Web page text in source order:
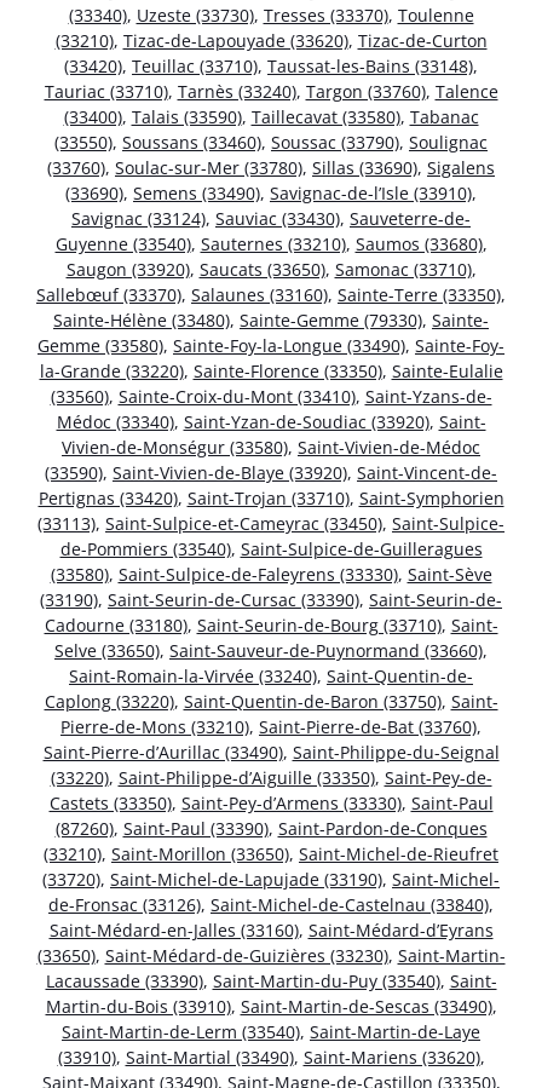
(33340), Uzeste (33730), Tresses (33370), Toulenne
(33210), Tizac-de-Lapouyade (33620), Tizac-de-Curton
(33420), Teuillac (33710), Taussat-les-Bains (33148),
Tauriac (33710), Tarnès (33240), Targon (33760), Talence
(33400), Talais (33590), Taillecavat (33580), Tabanac
(33550), Soussans (33460), Soussac (33790), Soulignac
(33760), Soulac-sur-Mer (33780), Sillas (33690), Sigalens
(33690), Semens (33490), Savignac-de-l’Isle (33910),
Savignac (33124), Sauviac (33430), Sauveterre-de-
Guyenne (33540), Sauternes (33210), Saumos (33680),
Saugon (33920), Saucats (33650), Samonac (33710),
Sallebœuf (33370), Salaunes (33160), Sainte-Terre (33350),
Sainte-Hélène (33480), Sainte-Gemme (79330), Sainte-
Gemme (33580), Sainte-Foy-la-Longue (33490), Sainte-Foy-
la-Grande (33220), Sainte-Florence (33350), Sainte-Eulalie
(33560), Sainte-Croix-du-Mont (33410), Saint-Yzans-de-
Médoc (33340), Saint-Yzan-de-Soudiac (33920), Saint-
Vivien-de-Monségur (33580), Saint-Vivien-de-Médoc
(33590), Saint-Vivien-de-Blaye (33920), Saint-Vincent-de-
Pertignas (33420), Saint-Trojan (33710), Saint-Symphorien
(33113), Saint-Sulpice-et-Cameyrac (33450), Saint-Sulpice-
de-Pommiers (33540), Saint-Sulpice-de-Guilleragues
(33580), Saint-Sulpice-de-Faleyrens (33330), Saint-Sève
(33190), Saint-Seurin-de-Cursac (33390), Saint-Seurin-de-
Cadourne (33180), Saint-Seurin-de-Bourg (33710), Saint-
Selve (33650), Saint-Sauveur-de-Puynormand (33660),
Saint-Romain-la-Virvée (33240), Saint-Quentin-de-
Caplong (33220), Saint-Quentin-de-Baron (33750), Saint-
Pierre-de-Mons (33210), Saint-Pierre-de-Bat (33760),
Saint-Pierre-d’Aurillac (33490), Saint-Philippe-du-Seignal
(33220), Saint-Philippe-d’Aiguille (33350), Saint-Pey-de-
Castets (33350), Saint-Pey-d’Armens (33330), Saint-Paul
(87260), Saint-Paul (33390), Saint-Pardon-de-Conques
(33210), Saint-Morillon (33650), Saint-Michel-de-Rieufret
(33720), Saint-Michel-de-Lapujade (33190), Saint-Michel-
de-Fronsac (33126), Saint-Michel-de-Castelnau (33840),
Saint-Médard-en-Jalles (33160), Saint-Médard-d’Eyrans
(33650), Saint-Médard-de-Guizières (33230), Saint-Martin-
Lacaussade (33390), Saint-Martin-du-Puy (33540), Saint-
Martin-du-Bois (33910), Saint-Martin-de-Sescas (33490),
Saint-Martin-de-Lerm (33540), Saint-Martin-de-Laye
(33910), Saint-Martial (33490), Saint-Mariens (33620),
Saint-Maixant (33490), Saint-Magne-de-Castillon (33350),